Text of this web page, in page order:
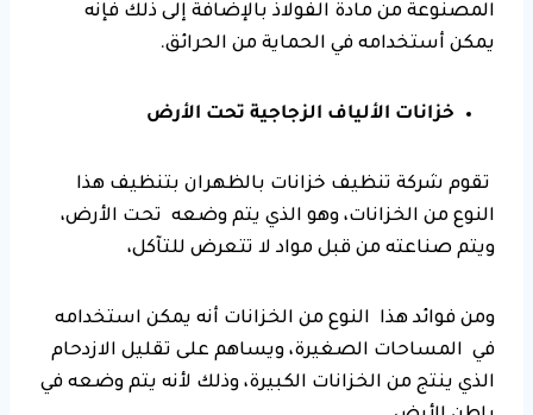
المصنوعة من مادة الفولاذ بالإضافة إلى ذلك فإنه
يمكن أستخدامه في الحماية من الحرائق.
خزانات الألياف الزجاجية تحت الأرض
تقوم شركة تنظيف خزانات بالظهران بتنظيف هذا
النوع من الخزانات، وهو الذي يتم وضعه تحت الأرض،
ويتم صناعته من قبل مواد لا تتعرض للتآكل،
ومن فوائد هذا النوع من الخزانات أنه يمكن استخدامه
في المساحات الصغيرة، ويساهم على تقليل الازدحام
الذي ينتج من الخزانات الكبيرة، وذلك لأنه يتم وضعه في